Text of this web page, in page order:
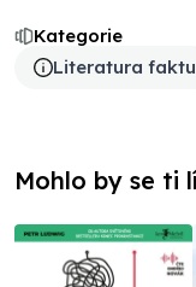
Kategorie
Literatura faktu
Mohlo by se ti